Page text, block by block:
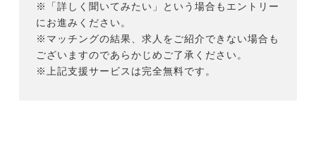
※「詳しく聞いてみたい」という場合もエントリー
にお進みください。
※マッチングの結果、求人をご紹介できない場合も
ございますのであらかじめご了承ください。
※上記支援サービスは完全無料です。